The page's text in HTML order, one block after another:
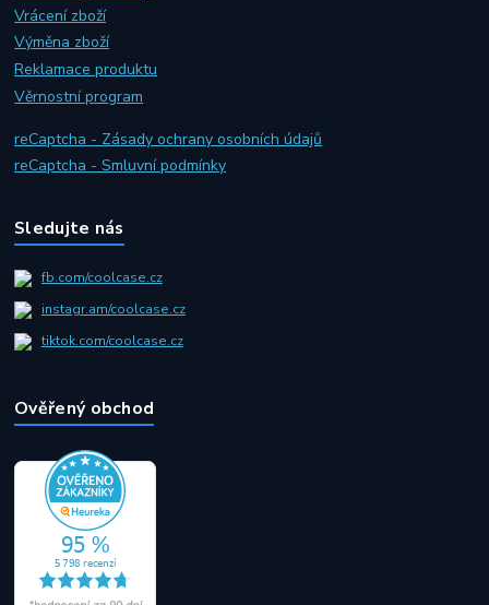
Vrácení zboží
Výměna zboží
Reklamace produktu
Věrnostní program
reCaptcha - Zásady ochrany osobních údajů
reCaptcha - Smluvní podmínky
Sledujte nás
fb.com/coolcase.cz
instagr.am/coolcase.cz
tiktok.com/coolcase.cz
Ověřený obchod